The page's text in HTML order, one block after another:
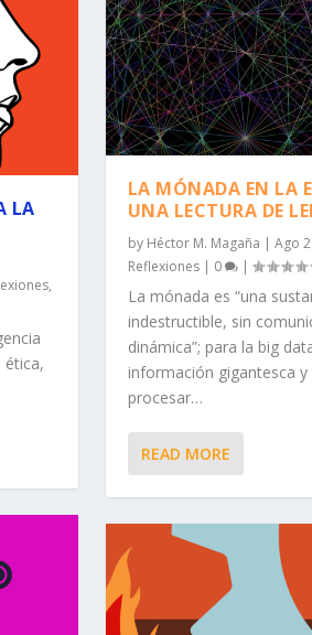
LA
,
ética,
LA MÓNADA EN LA
UNA LECTURA DE
by Héctor M. Magaña | Ago
Reflexiones| 0 |
La mónada es “una
indestructible, sin
dinámica”; para la big
información gigantesca
procesar…
READ MORE